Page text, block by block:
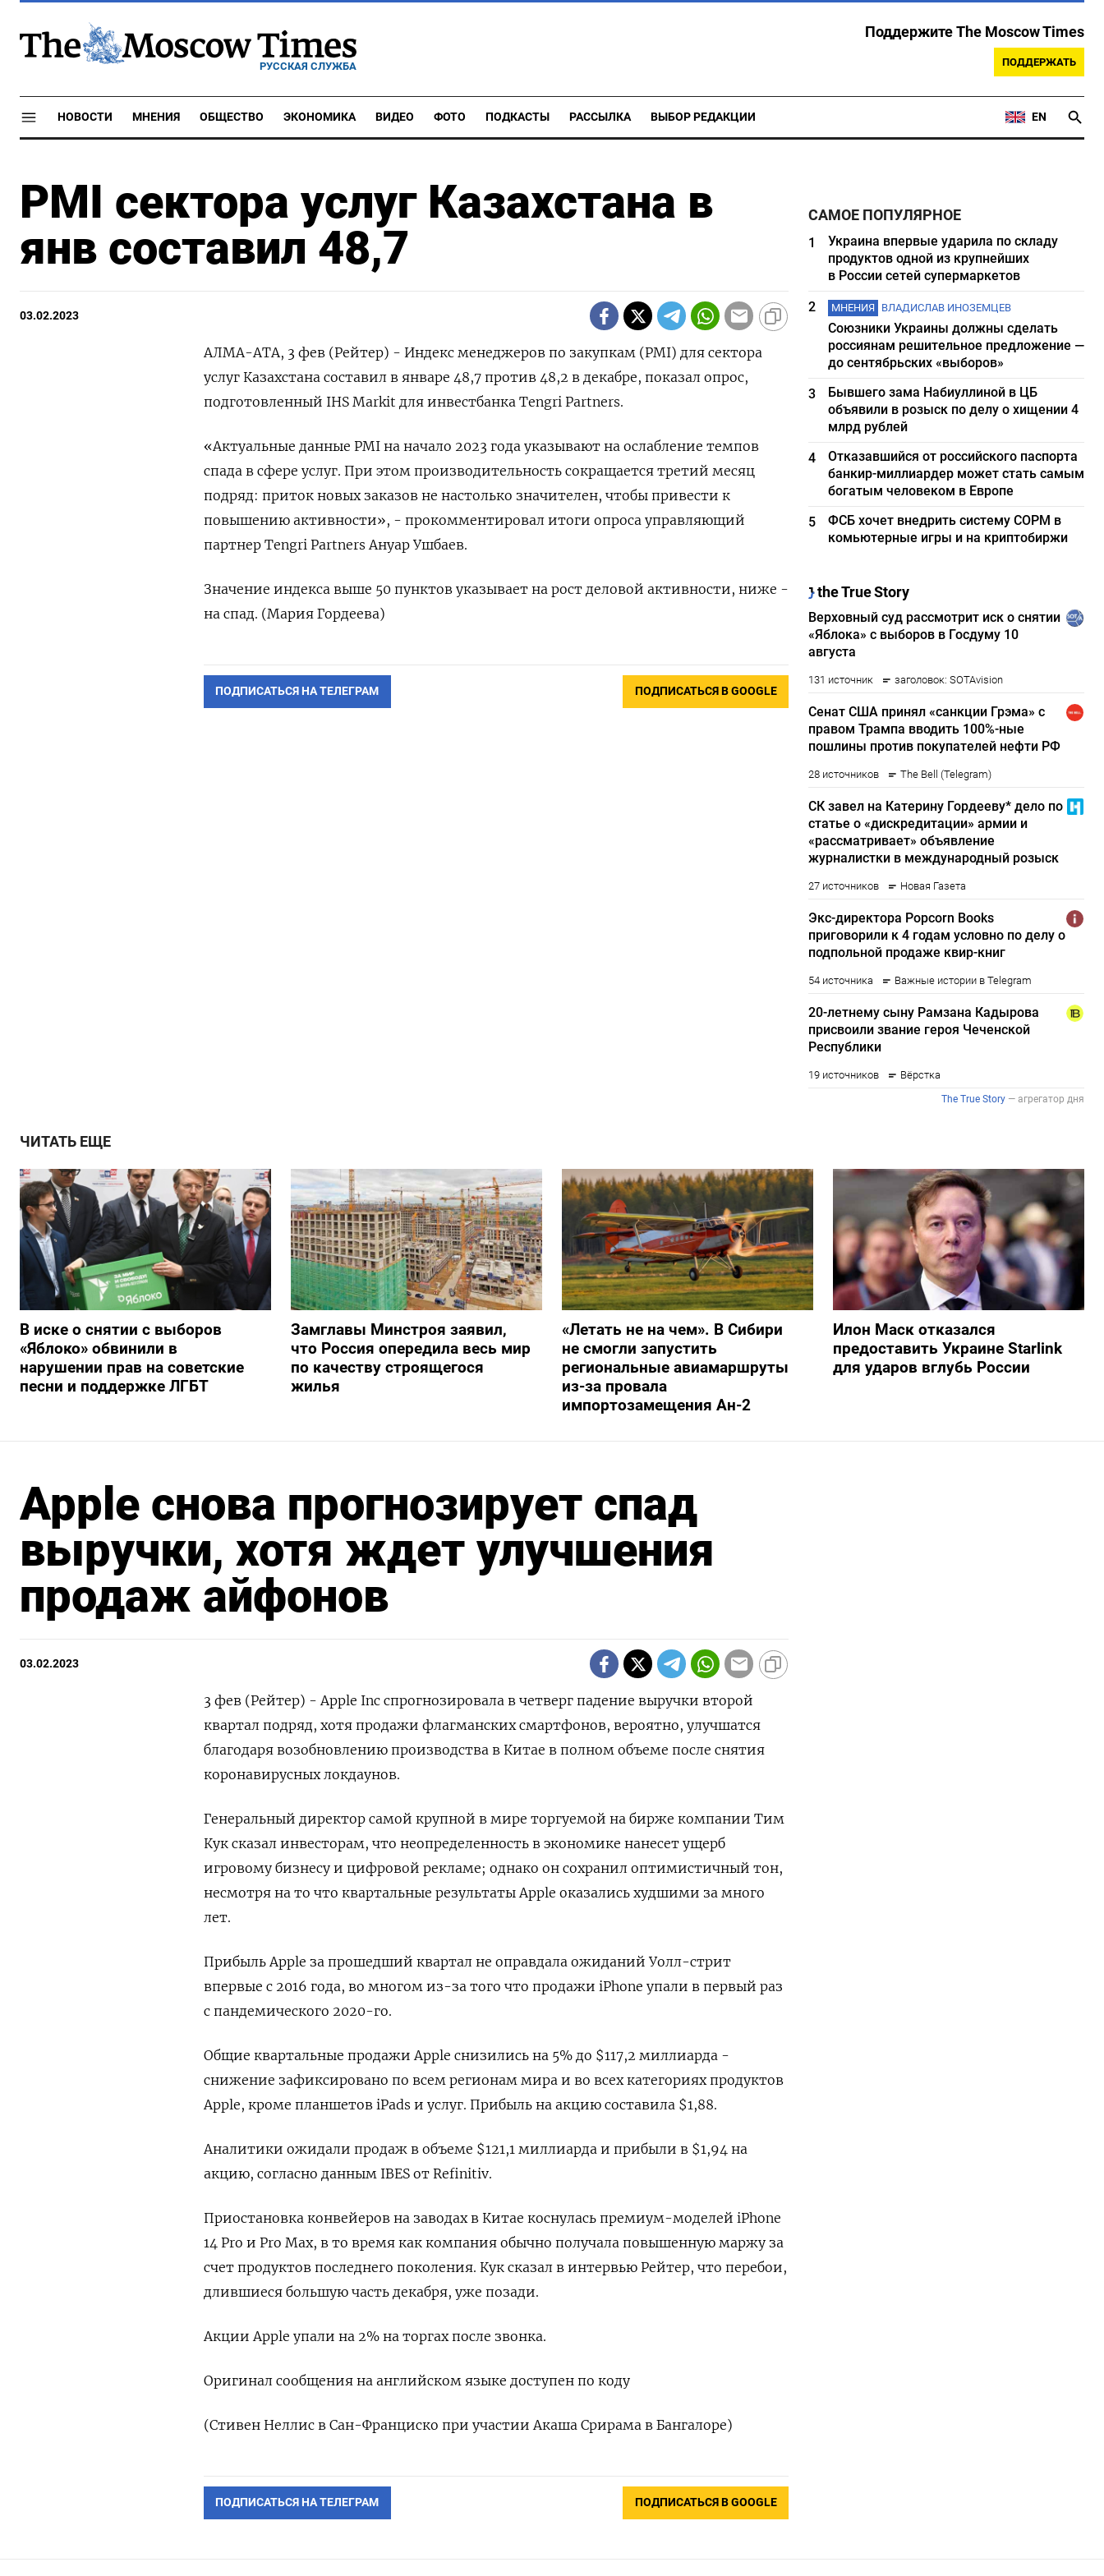
РУССКАЯ СЛУЖБА
Поддержите The Moscow Times
ПОДДЕРЖАТЬ
НОВОСТИ МНЕНИЯ ОБЩЕСТВО ЭКОНОМИКА ВИДЕО ФОТО ПОДКАСТЫ РАССЫЛКА ВЫБОР РЕДАКЦИИ EN
PMI сектора услуг Казахстана в
янв составил 48,7
03.02.2023
АЛМА-АТА, 3 фев (Рейтер) - Индекс менеджеров по закупкам (PMI) для сектора
услуг Казахстана составил в январе 48,7 против 48,2 в декабре, показал опрос,
подготовленный IHS Markit для инвестбанка Tengri Partners.
«Актуальные данные PMI на начало 2023 года указывают на ослабление темпов
спада в сфере услуг. При этом производительность сокращается третий месяц
подряд: приток новых заказов не настолько значителен, чтобы привести к
повышению активности», - прокомментировал итоги опроса управляющий
партнер Tengri Partners Ануар Ушбаев.
Значение индекса выше 50 пунктов указывает на рост деловой активности, ниже -
на спад. (Мария Гордеева)
ПОДПИСАТЬСЯ НА ТЕЛЕГРАМ ПОДПИСАТЬСЯ В GOOGLE
САМОЕ ПОПУЛЯРНОЕ
1
Украина впервые ударила по складу
продуктов одной из крупнейших
в России сетей супермаркетов
2
МНЕНИЯ ВЛАДИСЛАВ ИНОЗЕМЦЕВ
Союзники Украины должны сделать
россиянам решительное предложение —
до сентябрьских «выборов»
3
Бывшего зама Набиуллиной в ЦБ
объявили в розыск по делу о хищении 4
млрд рублей
4
Отказавшийся от российского паспорта
банкир-миллиардер может стать самым
богатым человеком в Европе
5
ФСБ хочет внедрить систему СОРМ в
комьютерные игры и на криптобиржи
ЧИТАТЬ ЕЩЕ
В иске о снятии с выборов
«Яблоко» обвинили в
нарушении прав на советские
песни и поддержке ЛГБТ
Замглавы Минстроя заявил,
что Россия опередила весь мир
по качеству строящегося
жилья
«Летать не на чем». В Сибири
не смогли запустить
региональные авиамаршруты
из-за провала
импортозамещения Ан-2
Илон Маск отказался
предоставить Украине Starlink
для ударов вглубь России
Apple снова прогнозирует спад
выручки, хотя ждет улучшения
продаж айфонов
03.02.2023
3 фев (Рейтер) - Apple Inc спрогнозировала в четверг падение выручки второй
квартал подряд, хотя продажи флагманских смартфонов, вероятно, улучшатся
благодаря возобновлению производства в Китае в полном объеме после снятия
коронавирусных локдаунов.
Генеральный директор самой крупной в мире торгуемой на бирже компании Тим
Кук сказал инвесторам, что неопределенность в экономике нанесет ущерб
игровому бизнесу и цифровой рекламе; однако он сохранил оптимистичный тон,
несмотря на то что квартальные результаты Apple оказались худшими за много
лет.
Прибыль Apple за прошедший квартал не оправдала ожиданий Уолл-стрит
впервые с 2016 года, во многом из-за того что продажи iPhone упали в первый раз
с пандемического 2020-го.
Общие квартальные продажи Apple снизились на 5% до $117,2 миллиарда -
снижение зафиксировано по всем регионам мира и во всех категориях продуктов
Apple, кроме планшетов iPads и услуг. Прибыль на акцию составила $1,88.
Аналитики ожидали продаж в объеме $121,1 миллиарда и прибыли в $1,94 на
акцию, согласно данным IBES от Refinitiv.
Приостановка конвейеров на заводах в Китае коснулась премиум-моделей iPhone
14 Pro и Pro Max, в то время как компания обычно получала повышенную маржу за
счет продуктов последнего поколения. Кук сказал в интервью Рейтер, что перебои,
длившиеся большую часть декабря, уже позади.
Акции Apple упали на 2% на торгах после звонка.
Оригинал сообщения на английском языке доступен по коду
(Стивен Неллис в Сан-Франциско при участии Акаша Срирама в Бангалоре)
ПОДПИСАТЬСЯ НА ТЕЛЕГРАМ ПОДПИСАТЬСЯ В GOOGLE